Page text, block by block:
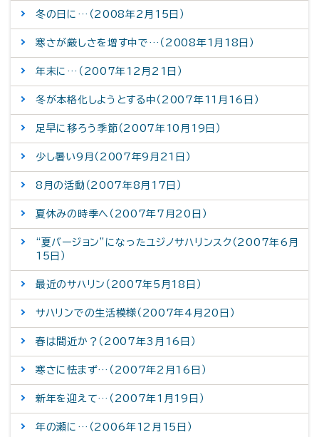
冬の日に…（2008年2月15日）
寒さが厳しさを増す中で…（2008年1月18日）
年末に…（2007年12月21日）
冬が本格化しようとする中（2007年11月16日）
足早に移ろう季節（2007年10月19日）
少し暑い9月（2007年9月21日）
8月の活動（2007年8月17日）
夏休みの時季へ（2007年7月20日）
“夏バージョン”になったユジノサハリンスク（2007年6月
15日）
最近のサハリン（2007年5月18日）
サハリンでの生活模様（2007年4月20日）
春は間近か？（2007年3月16日）
寒さに怯まず…（2007年2月16日）
新年を迎えて…（2007年1月19日）
年の瀬に…（2006年12月15日）